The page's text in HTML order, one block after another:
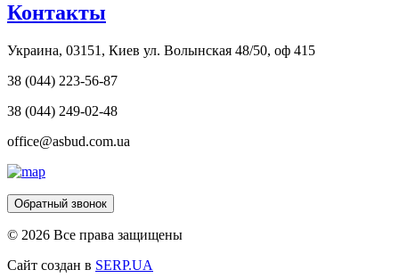
Контакты
Украина, 03151, Киев ул. Волынская 48/50, оф 415
38 (044) 223-56-87
38 (044) 249-02-48
office@asbud.com.ua
Обратный звонок
© 2026 Все права защищены
Сайт создан в SERP.UA